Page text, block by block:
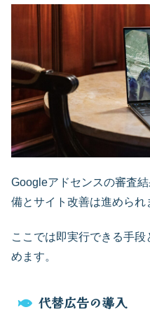
Googleアドセンスの審査
備とサイト改善は進められ
ここでは即実行できる手
めます。
代替広告の導入